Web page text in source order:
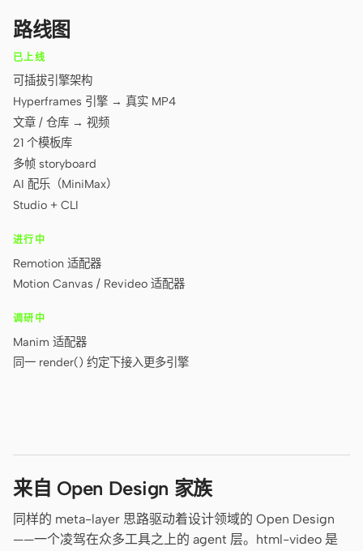
路线图
已上线
可插拔引擎架构
Hyperframes 引擎 → 真实 MP4
文章 / 仓库 → 视频
21 个模板库
多帧 storyboard
AI 配乐（MiniMax）
Studio + CLI
进行中
Remotion 适配器
Motion Canvas / Revideo 适配器
调研中
Manim 适配器
同一 render() 约定下接入更多引擎
来自 Open Design 家族
同样的 meta-layer 思路驱动着设计领域的 Open Design
——一个凌驾在众多工具之上的 agent 层。html-video 是